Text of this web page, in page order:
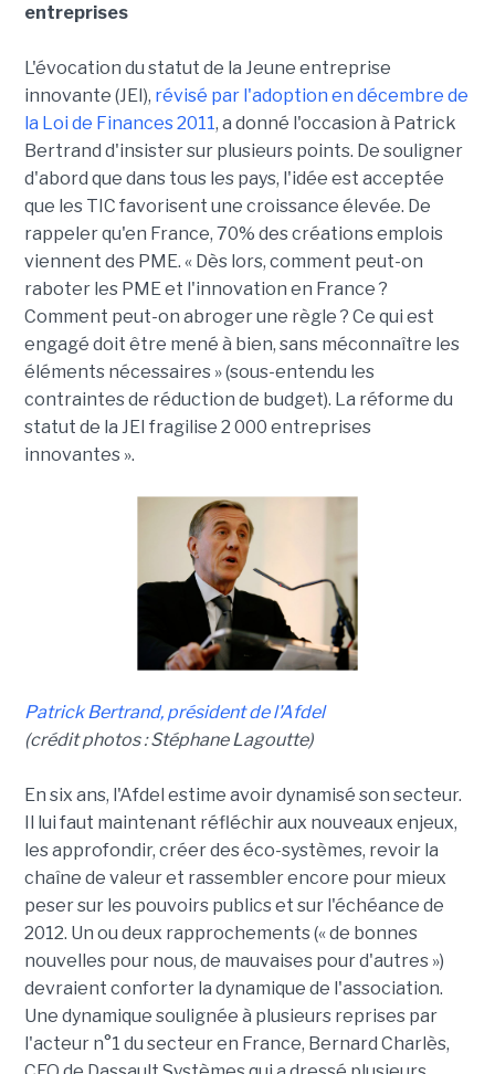
entreprises
L'évocation du statut de la Jeune entreprise
innovante (JEI), révisé par l'adoption en décembre de
la Loi de Finances 2011, a donné l'occasion à Patrick
Bertrand d'insister sur plusieurs points. De souligner
d'abord que dans tous les pays, l'idée est acceptée
que les TIC favorisent une croissance élevée. De
rappeler qu'en France, 70% des créations emplois
viennent des PME. « Dès lors, comment peut-on
raboter les PME et l'innovation en France ?
Comment peut-on abroger une règle ? Ce qui est
engagé doit être mené à bien, sans méconnaître les
éléments nécessaires » (sous-entendu les
contraintes de réduction de budget). La réforme du
statut de la JEI fragilise 2 000 entreprises
innovantes ».
Patrick Bertrand, président de l'Afdel
(crédit photos : Stéphane Lagoutte)
En six ans, l'Afdel estime avoir dynamisé son secteur.
Il lui faut maintenant réfléchir aux nouveaux enjeux,
les approfondir, créer des éco-systèmes, revoir la
chaîne de valeur et rassembler encore pour mieux
peser sur les pouvoirs publics et sur l'échéance de
2012. Un ou deux rapprochements (« de bonnes
nouvelles pour nous, de mauvaises pour d'autres »)
devraient conforter la dynamique de l'association.
Une dynamique soulignée à plusieurs reprises par
l'acteur n°1 du secteur en France, Bernard Charlès,